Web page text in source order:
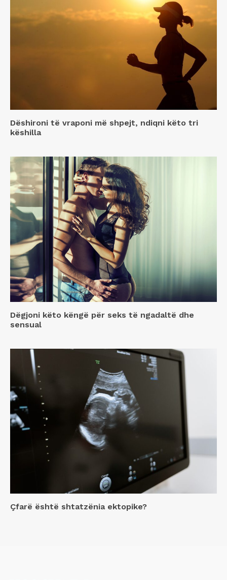
Dëshironi të vraponi më shpejt, ndiqni këto tri
këshilla
Dëgjoni këto këngë për seks të ngadaltë dhe
sensual
Çfarë është shtatzënia ektopike?